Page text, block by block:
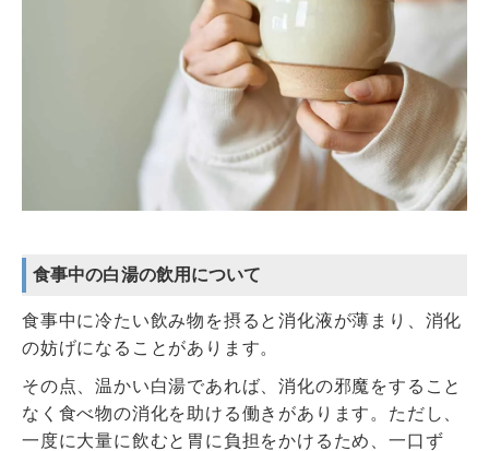
食事中の白湯の飲用について
食事中に冷たい飲み物を摂ると消化液が薄まり、消化
の妨げになることがあります。
その点、温かい白湯であれば、消化の邪魔をすること
なく食べ物の消化を助ける働きがあります。ただし、
一度に大量に飲むと胃に負担をかけるため、一口ず